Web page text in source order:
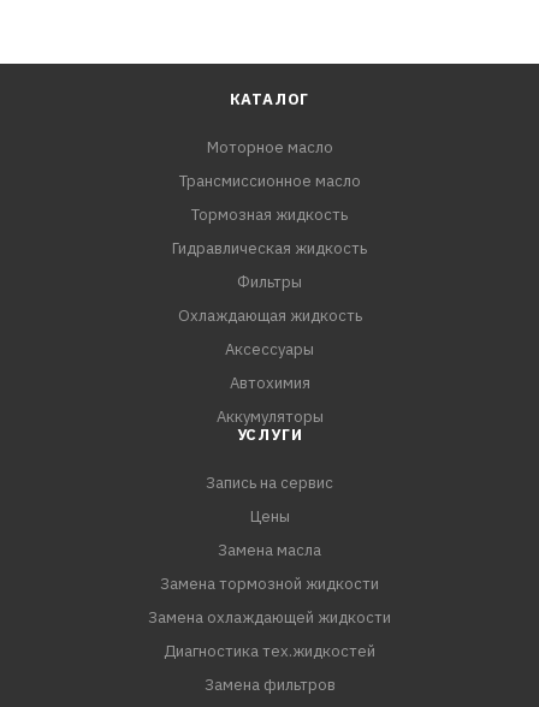
КАТАЛОГ
Моторное масло
Трансмиссионное масло
Тормозная жидкость
Гидравлическая жидкость
Фильтры
Охлаждающая жидкость
Аксессуары
Автохимия
Аккумуляторы
УСЛУГИ
Запись на сервис
Цены
Замена масла
Замена тормозной жидкости
Замена охлаждающей жидкости
Диагностика тех.жидкостей
Замена фильтров